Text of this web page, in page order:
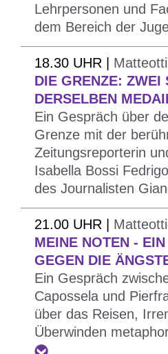
Menschen ab, die von
die Mafia erzählt haben,
JournalistenAugusto
Castanoabschließende
Nach der Diskussion
Wettbewerbs „Testimoni di
geehrt.
Lehrpersonen und
dem Bereich der
Vorstellung der Infografik
gioca sul serio! e tu che
verantwortungsbewusste
Auswirkung
Welche Themen sind für
Welche Sprachen und
verwenden sie? Was
Verantwortung für die
Jugendlichen?
Was regt sie zur Aktion an?
Ein offenes Gespräch
Carmela Marsibilio(Rai
Zusammenarbeit mit
Massenmedien,
Fachkräften aus dem
18.30 UHR |
DIE GRENZE: ZWEI
DERSELBEN
Ein Gespräch über
Grenze mit der
Zeitungsreporterin
Isabella Bossi
des Journalisten
21.00 UHR |
MEINE NOTEN -
GEGEN DIE
Ein Gespräch
Capossela und
über das Reisen,
Überwinden